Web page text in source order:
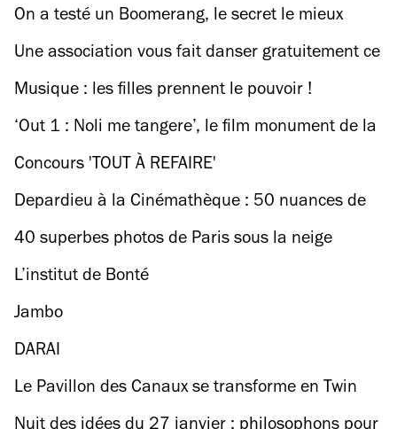
Bruno Doucet
On a testé un Boomerang, le secret le mieux
gardé des bartenders
Une association vous fait danser gratuitement ce
week-end à Saint-Ouen
Musique : les filles prennent le pouvoir !
‘Out 1 : Noli me tangere’, le film monument de la
Nouvelle Vague en version restaurée
Concours 'TOUT À REFAIRE'
Depardieu à la Cinémathèque : 50 nuances de
Gégé
40 superbes photos de Paris sous la neige
L’institut de Bonté
Jambo
DARAI
Le Pavillon des Canaux se transforme en Twin
Peaks au mois de février